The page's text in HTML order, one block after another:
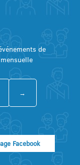
de
Facebook